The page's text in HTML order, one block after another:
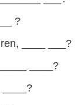
?
____ ___?
____?
____?